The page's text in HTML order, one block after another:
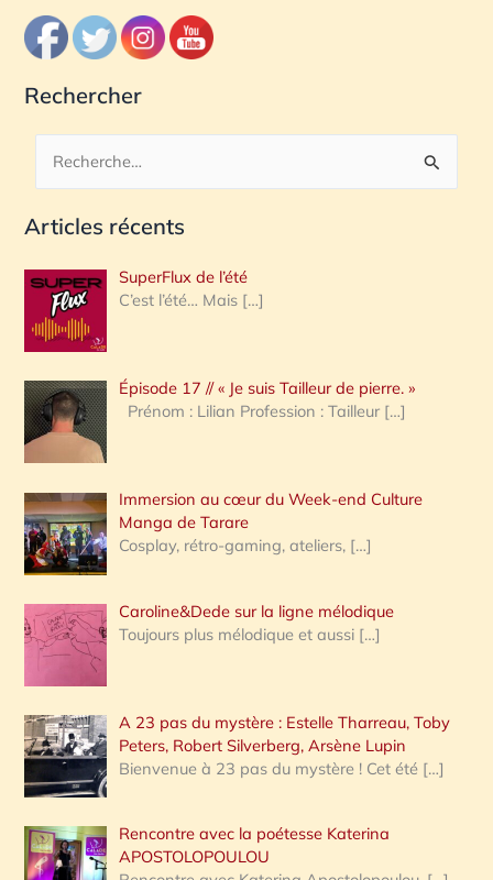
Rechercher
c
e
r
c
h
e
:
Articles récents
SuperFlux de l’été
C’est l’été… Mais […]
Épisode 17 // « Je suis Tailleur de pierre. »
Prénom : Lilian Profession : Tailleur […]
Immersion au cœur du Week-end Culture
Manga de Tarare
Cosplay, rétro-gaming, ateliers, […]
Caroline&Dede sur la ligne mélodique
Toujours plus mélodique et aussi […]
A 23 pas du mystère : Estelle Tharreau, Toby
Peters, Robert Silverberg, Arsène Lupin
Bienvenue à 23 pas du mystère ! Cet été […]
Rencontre avec la poétesse Katerina
APOSTOLOPOULOU